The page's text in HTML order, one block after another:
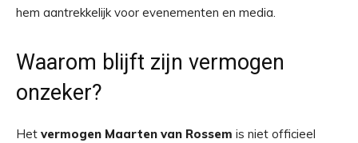
hem aantrekkelijk voor evenementen en media.
Waarom blijft zijn vermogen
onzeker?
Het vermogen Maarten van Rossem is niet officieel